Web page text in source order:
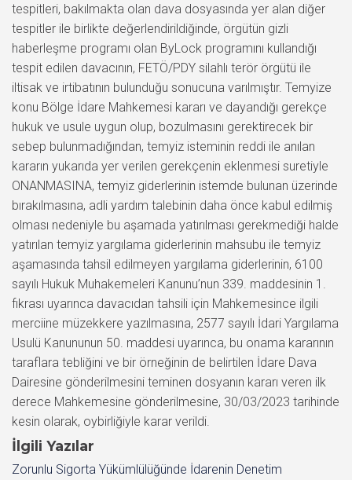
tespitleri, bakılmakta olan dava dosyasında yer alan diğer
tespitler ile birlikte değerlendirildiğinde, örgütün gizli
haberleşme programı olan ByLock programını kullandığı
tespit edilen davacının, FETÖ/PDY silahlı terör örgütü ile
iltisak ve irtibatının bulunduğu sonucuna varılmıştır. Temyize
konu Bölge İdare Mahkemesi kararı ve dayandığı gerekçe
hukuk ve usule uygun olup, bozulmasını gerektirecek bir
sebep bulunmadığından, temyiz isteminin reddi ile anılan
kararın yukarıda yer verilen gerekçenin eklenmesi suretiyle
ONANMASINA, temyiz giderlerinin istemde bulunan üzerinde
bırakılmasına, adli yardım talebinin daha önce kabul edilmiş
olması nedeniyle bu aşamada yatırılması gerekmediği halde
yatırılan temyiz yargılama giderlerinin mahsubu ile temyiz
aşamasında tahsil edilmeyen yargılama giderlerinin, 6100
sayılı Hukuk Muhakemeleri Kanunu’nun 339. maddesinin 1.
fıkrası uyarınca davacıdan tahsili için Mahkemesince ilgili
merciine müzekkere yazılmasına, 2577 sayılı İdari Yargılama
Usulü Kanununun 50. maddesi uyarınca, bu onama kararının
taraflara tebliğini ve bir örneğinin de belirtilen İdare Dava
Dairesine gönderilmesini teminen dosyanın kararı veren ilk
derece Mahkemesine gönderilmesine, 30/03/2023 tarihinde
kesin olarak, oybirliğiyle karar verildi.
İlgili Yazılar
Zorunlu Sigorta Yükümlülüğünde İdarenin Denetim